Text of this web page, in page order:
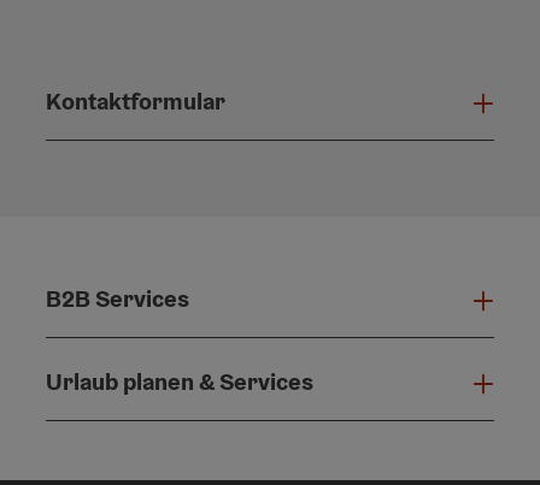
Kontaktformular
B2B Services
Urlaub planen & Services